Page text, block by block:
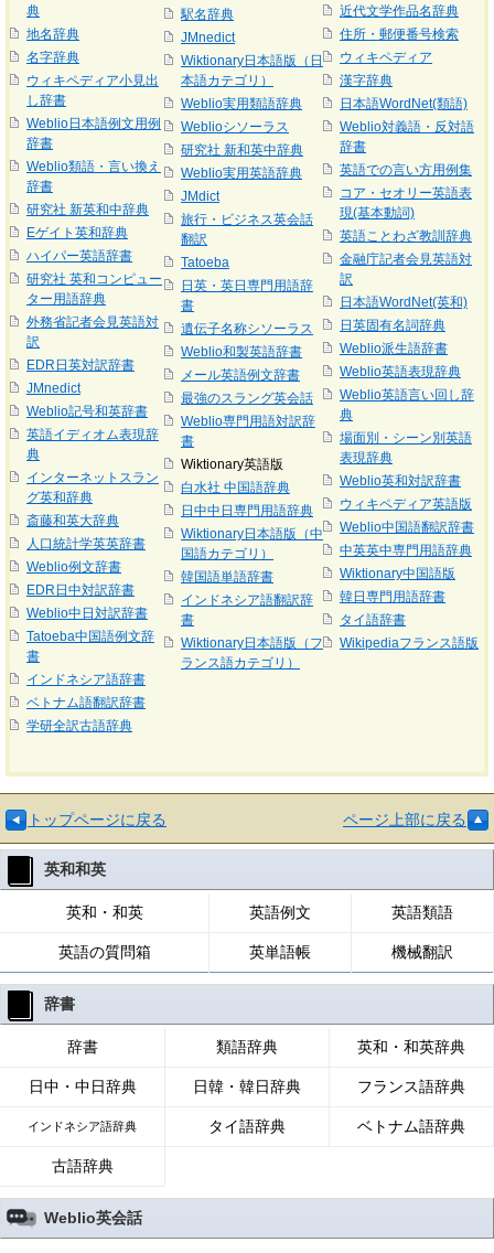
典
地名辞典
名字辞典
ウィキペディア小見出
し辞書
Weblio日本語例文用例
辞書
Weblio類語・言い換え
辞書
研究社 新英和中辞典
Eゲイト英和辞典
ハイパー英語辞書
研究社 英和コンピュー
ター用語辞典
外務省記者会見英語対
訳
EDR日英対訳辞書
JMnedict
Weblio記号和英辞書
英語イディオム表現辞
典
インターネットスラン
グ英和辞典
斎藤和英大辞典
人口統計学英英辞書
Weblio例文辞書
EDR日中対訳辞書
Weblio中日対訳辞書
Tatoeba中国語例文辞
書
インドネシア語辞書
ベトナム語翻訳辞書
学研全訳古語辞典
駅名辞典
JMnedict
Wiktionary日本語版（日
本語カテゴリ）
Weblio実用類語辞典
Weblioシソーラス
研究社 新和英中辞典
Weblio実用英語辞典
JMdict
旅行・ビジネス英会話
翻訳
Tatoeba
日英・英日専門用語辞
書
遺伝子名称シソーラス
Weblio和製英語辞書
メール英語例文辞書
最強のスラング英会話
Weblio専門用語対訳辞
書
Wiktionary英語版
白水社 中国語辞典
日中中日専門用語辞典
Wiktionary日本語版（中
国語カテゴリ）
韓国語単語辞書
インドネシア語翻訳辞
書
Wiktionary日本語版（フ
ランス語カテゴリ）
近代文学作品名辞典
住所・郵便番号検索
ウィキペディア
漢字辞典
日本語WordNet(類語)
Weblio対義語・反対語
辞書
英語での言い方用例集
コア・セオリー英語表
現(基本動詞)
英語ことわざ教訓辞典
金融庁記者会見英語対
訳
日本語WordNet(英和)
日英固有名詞辞典
Weblio派生語辞書
Weblio英語表現辞典
Weblio英語言い回し辞
典
場面別・シーン別英語
表現辞典
Weblio英和対訳辞書
ウィキペディア英語版
Weblio中国語翻訳辞書
中英英中専門用語辞典
Wiktionary中国語版
韓日専門用語辞書
タイ語辞書
Wikipediaフランス語版
トップページに戻る ページ上部に戻る
英和和英
英和・和英 英語例文 英語類語
英語の質問箱 英単語帳 機械翻訳
辞書
辞書 類語辞典 英和・和英辞典
日中・中日辞典 日韓・韓日辞典 フランス語辞典
インドネシア語辞典 タイ語辞典 ベトナム語辞典
古語辞典
Weblio英会話